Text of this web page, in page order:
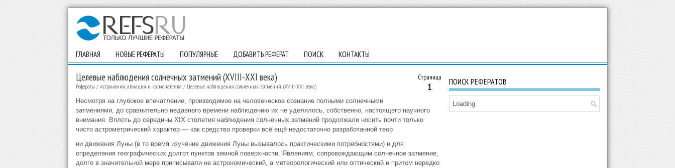
ГЛАВНАЯ НОВЫЕ РЕФЕРАТЫ ПОПУЛЯРНЫЕ ДОБАВИТЬ РЕФЕРАТ ПОИСК КОНТАКТЫ
Страница
1
Целевые наблюдения солнечных затмений (ХVIII-XXI века)
Рефераты / Астрономия, авиация и космонавтика / Целевые наблюдения солнечных затмений (ХVIII-XXI века)
Несмотря на глубокое впечатление, производимое на человеческое сознание полными солнечными
затмениями, до сравнительно недавнего времени наблюдению их не уделялось, собственно, настоящего научного
внимания. Вплоть до середины XIX столетия наблюдения солнечных затмений продолжали носить почти только
чисто астрометрический характер — как средство проверки всё ещё недостаточно разработанной теор
ии движения Луны (в то время изучение движения Луны вызывалось практическими потребностями) и для
определения географических долгот пунктов земной поверхности. Явлениям, сопровождающим солнечное затмение,
долго в значительной мере приписывали не астрономический, а метеорологический или оптический и притом нередко
ПОИСК РЕФЕРАТОВ
Loading